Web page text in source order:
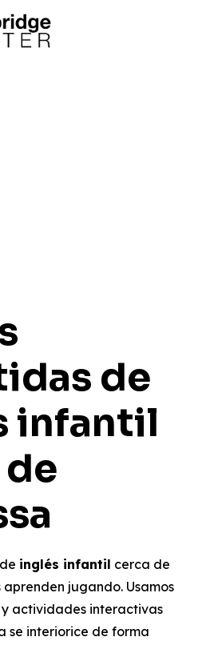
de
infantil
inglés infantil cerca de
aprenden jugando. Usamos
y actividades interactivas
se interiorice de forma